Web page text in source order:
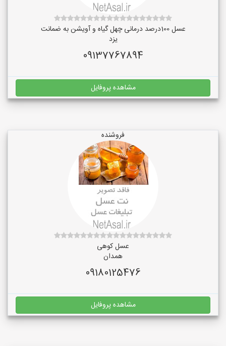
عسل 100درصد درمانی چهل گیاه و آویشن به ضمانت
یزد
09137767894
مشاهده پروفایل
فروشنده
عسل کوهی
همدان
09180125476
مشاهده پروفایل